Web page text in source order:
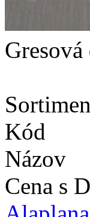
Kód
Názov
Cena s